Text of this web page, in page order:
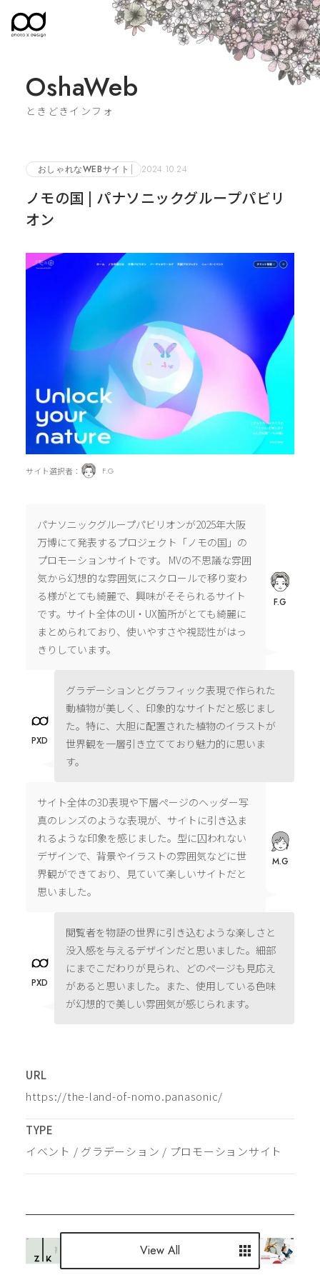
OshaWeb
ときどきインフォ
おしゃれなWEBサイト 2024.10.24
ノモの国 | パナソニックグループパビリ
オン
サイト選択者： F.G
パナソニックグループパビリオンが2025年大阪
万博にて発表するプロジェクト「ノモの国」の
プロモーションサイトです。 MVの不思議な雰囲
気から幻想的な雰囲気にスクロールで移り変わ
る様がとても綺麗で、興味がそそられるサイト
です。サイト全体のUI・UX箇所がとても綺麗に
まとめられており、使いやすさや視認性がはっ
きりしています。
F.G
グラデーションとグラフィック表現で作られた
動植物が美しく、印象的なサイトだと感じまし
た。特に、大胆に配置された植物のイラストが
世界観を一層引き立てており魅力的に思いま
す。
PXD
サイト全体の3D表現や下層ページのヘッダー写
真のレンズのような表現が、サイトに引き込ま
れるような印象を感じました。型に囚われない
デザインで、背景やイラストの雰囲気などに世
界観ができており、見ていて楽しいサイトだと
思いました。
M.G
閲覧者を物語の世界に引き込むような楽しさと
没入感を与えるデザインだと思いました。細部
にまでこだわりが見られ、どのページも見応え
があると思いました。また、使用している色味
が幻想的で美しい雰囲気が感じられます。
PXD
URL
https://the-land-of-nomo.panasonic/
TYPE
イベント / グラデーション / プロモーションサイト
View All